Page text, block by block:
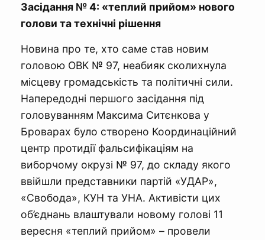
Засідання № 4: «теплий прийом» нового
голови та технічні рішення
Новина про те, хто саме став новим
головою ОВК № 97, неабияк сколихнула
місцеву громадськість та політичні сили.
Напередодні першого засідання під
головуванням Максима Ситєнкова у
Броварах було створено Координаційний
центр протидії фальсифікаціям на
виборчому окрузі № 97, до складу якого
ввійшли представники партій «УДАР»,
«Свобода», КУН та УНА. Активісти цих
об’єднань влаштували новому голові 11
вересня «теплий прийом» – провели